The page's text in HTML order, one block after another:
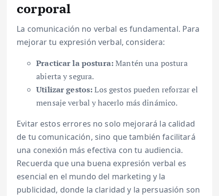
corporal
La comunicación no verbal es fundamental. Para
mejorar tu expresión verbal, considera:
Practicar la postura:Mantén una postura
abierta y segura.
Utilizar gestos:Los gestos pueden reforzar el
mensaje verbal y hacerlo más dinámico.
Evitar estos errores no solo mejorará la calidad
de tu comunicación, sino que también facilitará
una conexión más efectiva con tu audiencia.
Recuerda que una buena expresión verbal es
esencial en el mundo del marketing y la
publicidad, donde la claridad y la persuasión son